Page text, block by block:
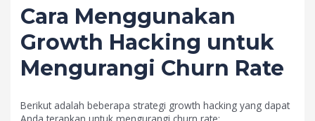
Cara Menggunakan
Growth Hacking untuk
Mengurangi Churn Rate
Berikut adalah beberapa strategi growth hacking yang dapat